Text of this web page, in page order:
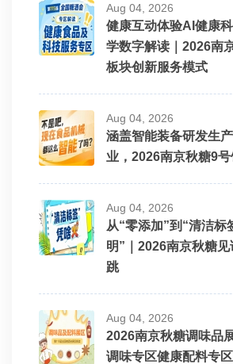
Aug 04, 2026
健康互动体验AI健康
学数字解读｜2026南
板块创新服务模式
Aug 04, 2026
涵盖智能装备研发生
业，2026南京秋糖9
Aug 04, 2026
从“零添加”到“清洁标
明”｜2026南京秋糖
跳
Aug 04, 2026
2026南京秋糖调味品
调味专区健康配料专